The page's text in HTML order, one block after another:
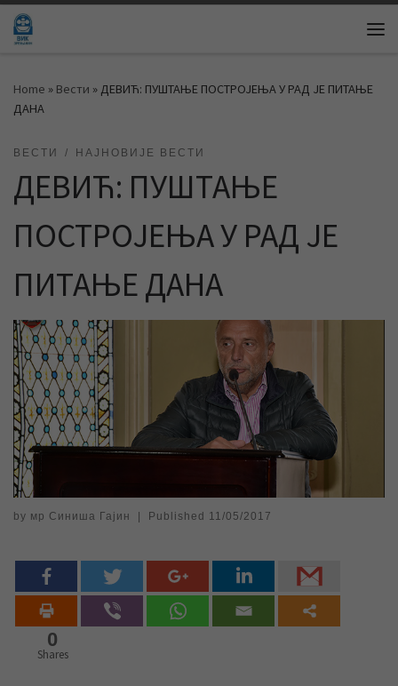
Skip to content
Home » Вести » ДЕВИЋ: ПУШТАЊЕ ПОСТРОЈЕЊА У РАД ЈЕ ПИТАЊЕ
ДАНА
ВЕСТИ НАЈНОВИЈЕ ВЕСТИ
ДЕВИЋ: ПУШТАЊЕ
ПОСТРОЈЕЊА У РАД ЈЕ
ПИТАЊЕ ДАНА
by мр Синиша Гајин Published 11/05/2017
0
Shares